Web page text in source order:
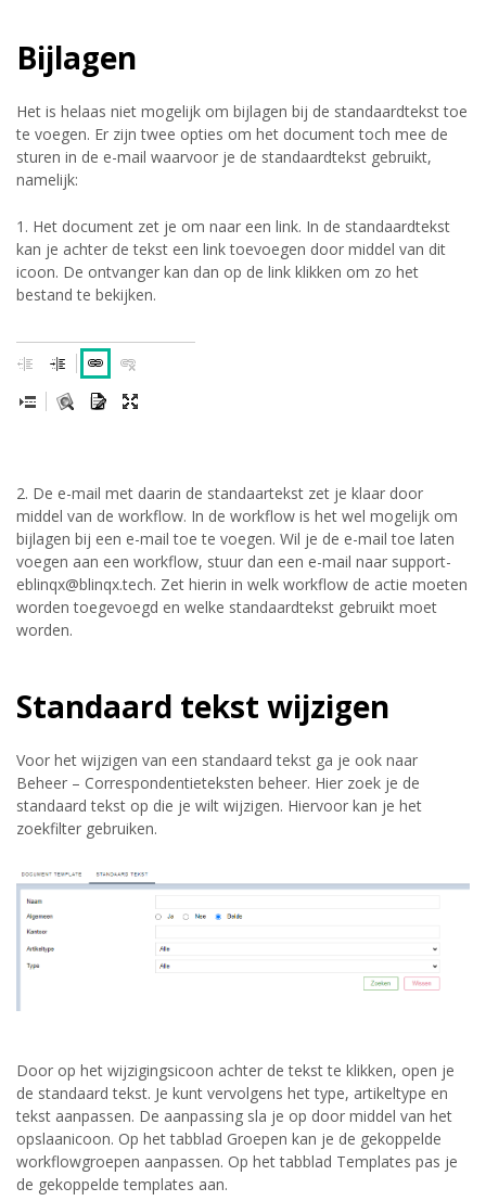
Bijlagen
Het is helaas niet mogelijk om bijlagen bij de standaardtekst toe
te voegen. Er zijn twee opties om het document toch mee de
sturen in de e-mail waarvoor je de standaardtekst gebruikt,
namelijk:
1. Het document zet je om naar een link. In de standaardtekst
kan je achter de tekst een link toevoegen door middel van dit
icoon. De ontvanger kan dan op de link klikken om zo het
bestand te bekijken.
2. De e-mail met daarin de standaartekst zet je klaar door
middel van de workflow. In de workflow is het wel mogelijk om
bijlagen bij een e-mail toe te voegen. Wil je de e-mail toe laten
voegen aan een workflow, stuur dan een e-mail naar support-
eblinqx@blinqx.tech. Zet hierin in welk workflow de actie moeten
worden toegevoegd en welke standaardtekst gebruikt moet
worden.
Standaard tekst wijzigen
Voor het wijzigen van een standaard tekst ga je ook naar
Beheer – Correspondentieteksten beheer. Hier zoek je de
standaard tekst op die je wilt wijzigen. Hiervoor kan je het
zoekfilter gebruiken.
Door op het wijzigingsicoon achter de tekst te klikken, open je
de standaard tekst. Je kunt vervolgens het type, artikeltype en
tekst aanpassen. De aanpassing sla je op door middel van het
opslaanicoon. Op het tabblad Groepen kan je de gekoppelde
workflowgroepen aanpassen. Op het tabblad Templates pas je
de gekoppelde templates aan.